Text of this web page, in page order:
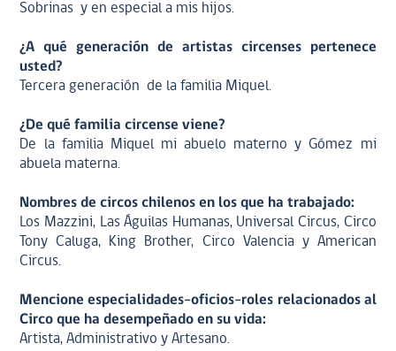
Sobrinas y en especial a mis hijos.
¿A qué generación de artistas circenses pertenece
usted?
Tercera generación de la familia Miquel.
¿De qué familia circense viene?
De la familia Miquel mi abuelo materno y Gómez mi
abuela materna.
Nombres de circos chilenos en los que ha trabajado:
Los Mazzini, Las Águilas Humanas, Universal Circus, Circo
Tony Caluga, King Brother, Circo Valencia y American
Circus.
Mencione especialidades-oficios-roles relacionados al
Circo que ha desempeñado en su vida:
Artista, Administrativo y Artesano.